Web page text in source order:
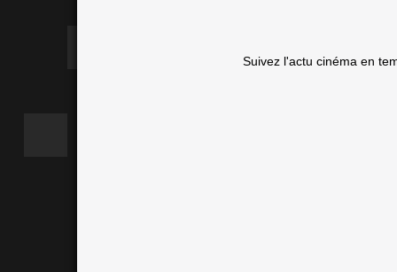
Suivez l'actu cinéma en